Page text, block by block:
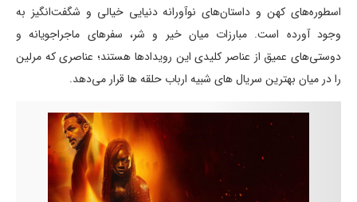
اسطوره‌های کهن و داستان‌های نوآورانه دنیایی خیالی و شگفت‌انگیز به
وجود آورده است. مبارزات میان خیر و شر، سفرهای ماجراجویانه و
دوستی‌های عمیق از عناصر کلیدی این رویدادها هستند؛ عناصری که مرلین
را در میان بهترین سریال های شبیه ارباب حلقه ها قرار می‌دهد.